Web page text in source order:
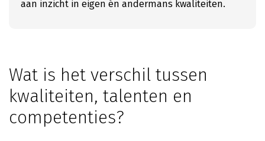
aan inzicht in eigen én andermans kwaliteiten.
Wat is het verschil tussen
kwaliteiten, talenten en
competenties?